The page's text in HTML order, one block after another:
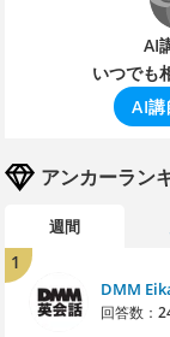
AI
いつでも
AI講
アンカーラン
週間
1
DMM
回答数：